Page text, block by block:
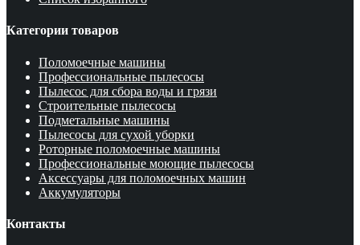
Категории товаров
Поломоечные машины
Профессиональные пылесосы
Пылесос для сбора воды и грязи
Строительные пылесосы
Подметальные машины
Пылесосы для сухой уборки
Роторные поломоечные машины
Профессиональные моющие пылесосы
Аксессуары для поломоечных машин
Аккумуляторы
Контакты